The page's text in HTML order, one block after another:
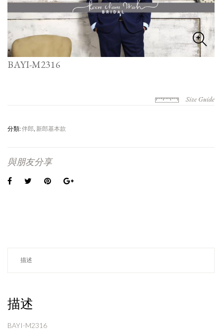
BAYI-M2316
Size Guide
分類:伴郎, 新郎基本款
與朋友分享
描述
描述
BAYI-M2316